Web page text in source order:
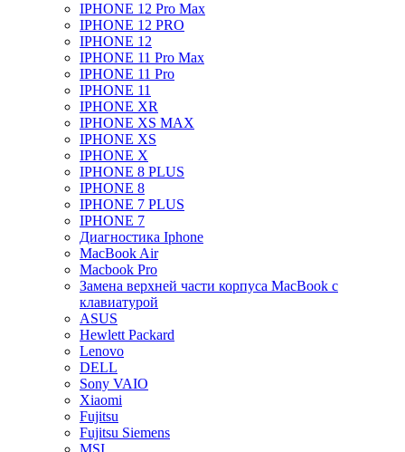
IPHONE 12 Pro Max
IPHONE 12 PRO
IPHONE 12
IPHONE 11 Pro Max
IPHONE 11 Pro
IPHONE 11
IPHONE XR
IPHONE XS MAX
IPHONE XS
IPHONE X
IPHONE 8 PLUS
IPHONE 8
IPHONE 7 PLUS
IPHONE 7
Диагностика Iphone
MacBook Air
Macbook Pro
Замена верхней части корпуса MacBook с
клавиатурой
ASUS
Hewlett Packard
Lenovo
DELL
Sony VAIO
Xiaomi
Fujitsu
Fujitsu Siemens
MSI